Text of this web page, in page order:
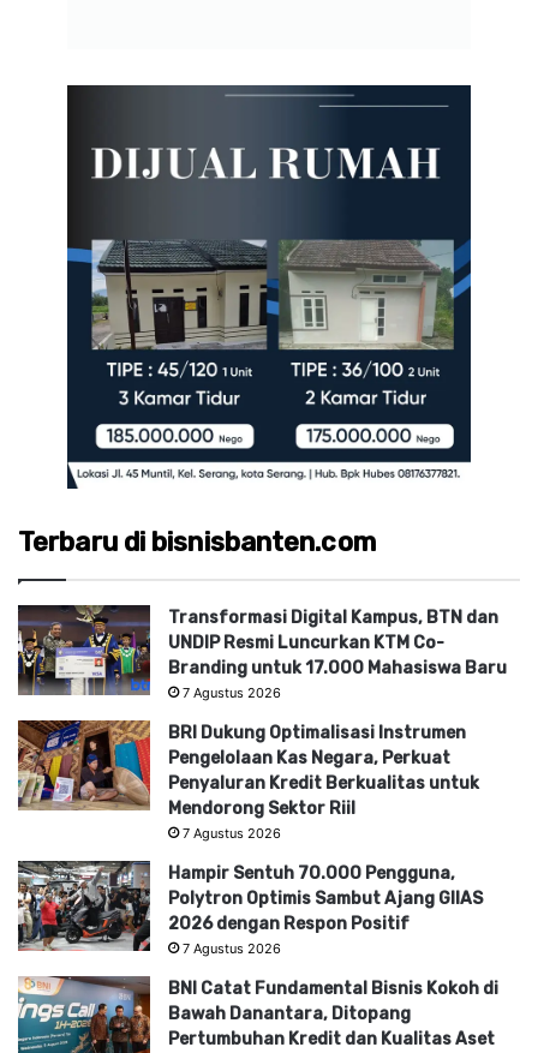
Terbaru di bisnisbanten.com
Transformasi Digital Kampus, BTN dan
UNDIP Resmi Luncurkan KTM Co-
Branding untuk 17.000 Mahasiswa Baru
7 Agustus 2026
BRI Dukung Optimalisasi Instrumen
Pengelolaan Kas Negara, Perkuat
Penyaluran Kredit Berkualitas untuk
Mendorong Sektor Riil
7 Agustus 2026
Hampir Sentuh 70.000 Pengguna,
Polytron Optimis Sambut Ajang GIIAS
2026 dengan Respon Positif
7 Agustus 2026
BNI Catat Fundamental Bisnis Kokoh di
Bawah Danantara, Ditopang
Pertumbuhan Kredit dan Kualitas Aset